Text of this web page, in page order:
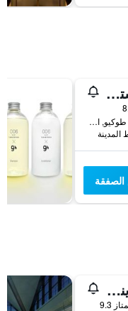
هوتل ماي ستايز أوينو إناريتشو
1-5-7, Matsugaya, طوكيو, اليابان
ماندرين أورينتال، طوكيو
9.3